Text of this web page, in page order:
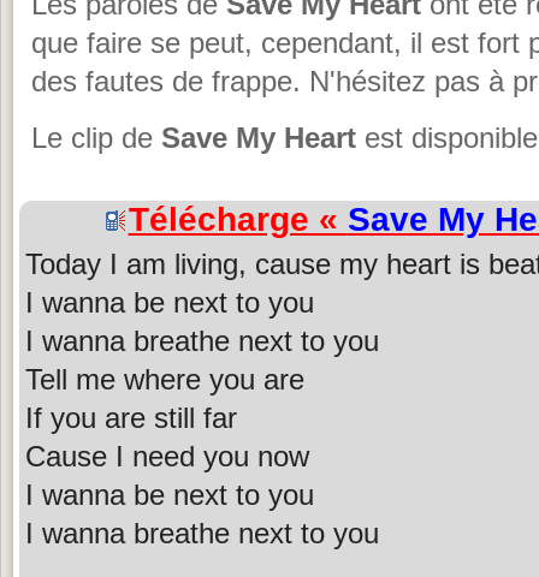
que faire se peut, cependant, il est fort
des fautes de frappe. N'hésitez pas à
Le clip de Save My Heart est
Télécharge « Save My
Today I am living, cause my heart is
I wanna be next to you
I wanna breathe next to you
Tell me where you are
If you are still far
Cause I need you now
I wanna be next to you
I wanna breathe next to you